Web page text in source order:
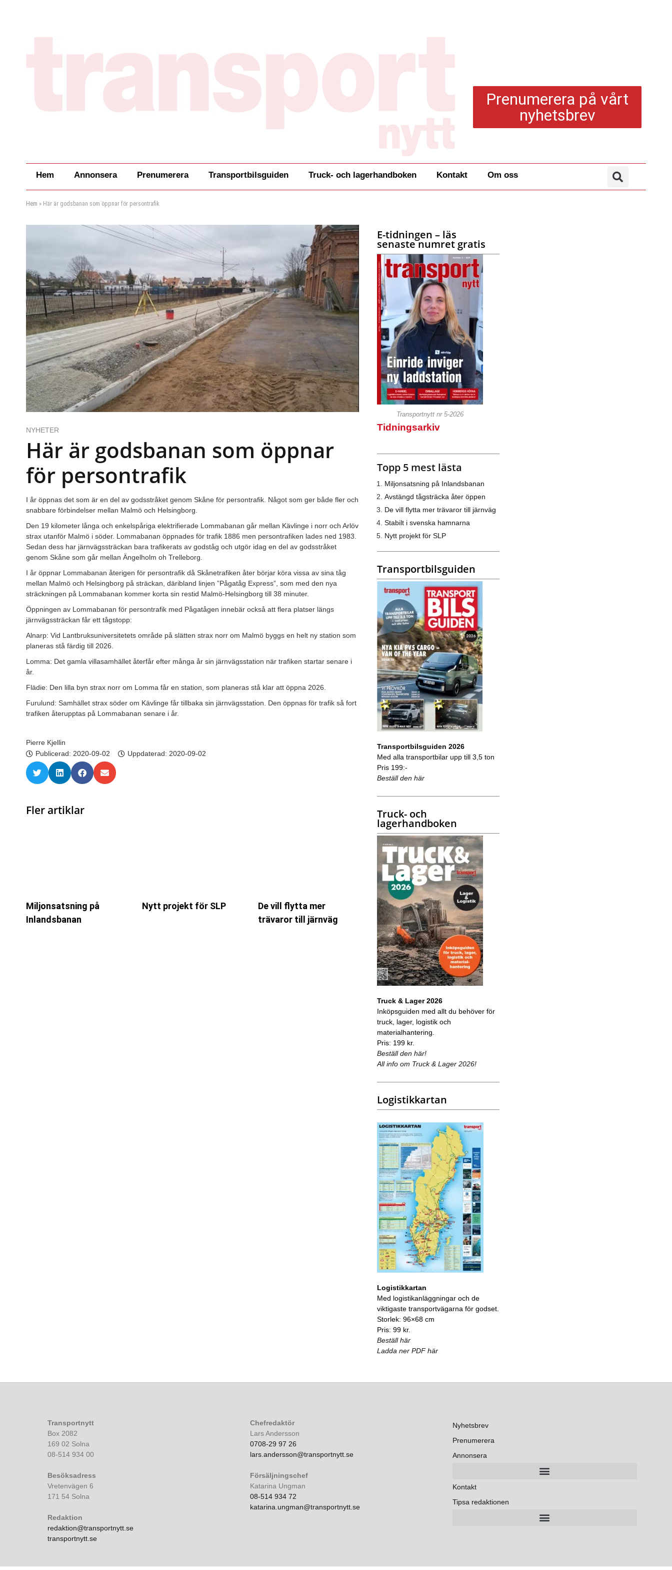
Prenumerera på vårt
nyhetsbrev
Hem Annonsera Prenumerera Transportbilsguiden Truck- och lagerhandboken Kontakt Om oss
Hem » Här är godsbanan som öppnar för persontrafik
NYHETER
Här är godsbanan som öppnar
för persontrafik
I år öppnas det som är en del av godsstråket genom Skåne för persontrafik. Något som ger både fler och
snabbare förbindelser mellan Malmö och Helsingborg.
Den 19 kilometer långa och enkelspåriga elektrifierade Lommabanan går mellan Kävlinge i norr och Arlöv
strax utanför Malmö i söder. Lommabanan öppnades för trafik 1886 men persontrafiken lades ned 1983.
Sedan dess har järnvägssträckan bara trafikerats av godståg och utgör idag en del av godsstråket
genom Skåne som går mellan Ängelholm oh Trelleborg.
I år öppnar Lommabanan återigen för persontrafik då Skånetrafiken åter börjar köra vissa av sina tåg
mellan Malmö och Helsingborg på sträckan, däribland linjen ”Pågatåg Express”, som med den nya
sträckningen på Lommabanan kommer korta sin restid Malmö-Helsingborg till 38 minuter.
Öppningen av Lommabanan för persontrafik med Pågatågen innebär också att flera platser längs
järnvägssträckan får ett tågstopp:
Alnarp: Vid Lantbruksuniversitetets område på slätten strax norr om Malmö byggs en helt ny station som
planeras stå färdig till 2026.
Lomma: Det gamla villasamhället återfår efter många år sin järnvägsstation när trafiken startar senare i
år.
Flädie: Den lilla byn strax norr om Lomma får en station, som planeras stå klar att öppna 2026.
Furulund: Samhället strax söder om Kävlinge får tillbaka sin järnvägsstation. Den öppnas för trafik så fort
trafiken återupptas på Lommabanan senare i år.
Pierre Kjellin
Publicerad: 2020-09-02 Uppdaterad: 2020-09-02
Fler artiklar
Miljonsatsning på
Inlandsbanan
Nytt projekt för SLP
De vill flytta mer
trävaror till järnväg
E-tidningen – läs
senaste numret gratis
Transportnytt nr 5-2026
Tidningsarkiv
Topp 5 mest lästa
Miljonsatsning på Inlandsbanan
Avstängd tågsträcka åter öppen
De vill flytta mer trävaror till järnväg
Stabilt i svenska hamnarna
Nytt projekt för SLP
Transportbilsguiden
Transportbilsguiden 2026
Med alla transportbilar upp till 3,5 ton
Pris 199:-
Beställ den här
Truck- och
lagerhandboken
Truck & Lager 2026
Inköpsguiden med allt du behöver för
truck, lager, logistik och
materialhantering.
Pris: 199 kr.
Beställ den här!
All info om Truck & Lager 2026!
Logistikkartan
Logistikkartan
Med logistikanläggningar och de
viktigaste transportvägarna för godset.
Storlek: 96×68 cm
Pris: 99 kr.
Beställ här
Ladda ner PDF här
Transportnytt
Box 2082
169 02 Solna
08-514 934 00
Besöksadress
Vretenvägen 6
171 54 Solna
Redaktion
redaktion@transportnytt.se
transportnytt.se
Chefredaktör
Lars Andersson
0708-29 97 26
lars.andersson@transportnytt.se
Försäljningschef
Katarina Ungman
08-514 934 72
katarina.ungman@transportnytt.se
Nyhetsbrev
Prenumerera
Annonsera
Kontakt
Tipsa redaktionen